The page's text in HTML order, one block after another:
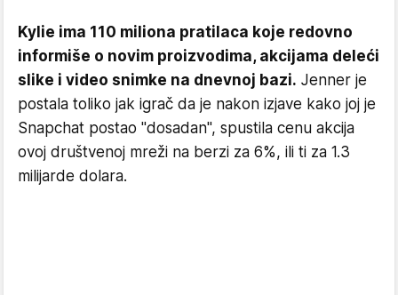
Kylie ima 110 miliona pratilaca koje redovno
informiše o novim proizvodima, akcijama deleći
slike i video snimke na dnevnoj bazi. Jenner je
postala toliko jak igrač da je nakon izjave kako joj je
Snapchat postao "dosadan", spustila cenu akcija
ovoj društvenoj mreži na berzi za 6%, ili ti za 1.3
milijarde dolara.